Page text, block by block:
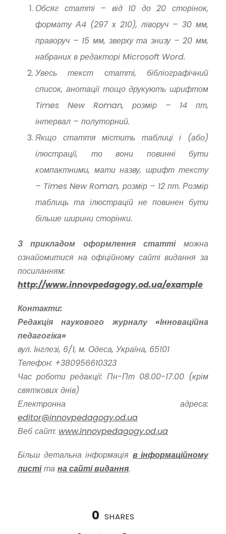
Обсяг статті – від 10 до 20 сторінок,
формату А4 (297 x 210), ліворуч – 30 мм,
праворуч – 15 мм, зверху та знизу – 20 мм,
набраних в редакторі Microsoft Word.
Увесь текст статті, бібліографічний
список, анотації тощо друкують шрифтом
Times New Roman, розмір – 14 пт,
інтервал – полуторний.
Якщо стаття містить таблиці і (або)
ілюстрації, то вони повинні бути
компактними, мати назву, шрифт тексту
– Times New Roman, розмір – 12 пт. Розмір
таблиць та ілюстрацій не повинен бути
більше ширини сторінки.
З прикладом оформлення статтіможна
ознайомитися на офіційному сайті видання за
посиланням:
http://www.innovpedagogy.od.ua/example
Контакти:
Редакція наукового журналу «Інноваційна
педагогіка»
вул. Інглезі, 6/1, м. Одеса, Україна, 65101
Телефон: +380956610323
Час роботи редакції: Пн-Пт 08.00-17.00 (крім
святкових днів)
Електронна адреса:
editor@innovpedagogy.od.ua
Веб сайт: www.innovpedagogy.od.ua
Більш детальна інформація в інформаційному
листіта на сайті видання.
0 SHARES